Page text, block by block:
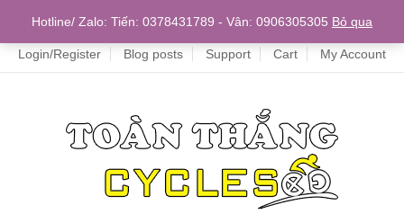
Home
Login/Register Blog posts Support Cart My Account
Hotline/ Zalo: Tiến: 0378431789 - Vân: 0906305305 Bỏ qua